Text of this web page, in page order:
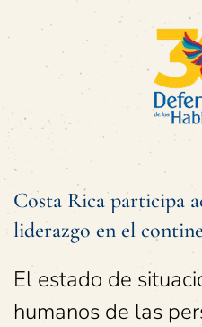
Costa Rica participa
liderazgo en el
El estado de
humanos de las